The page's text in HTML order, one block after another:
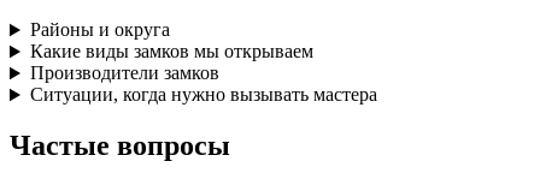
Районы и округа
Какие виды замков мы открываем
Производители замков
Ситуации, когда нужно вызывать мастера
Частые вопросы